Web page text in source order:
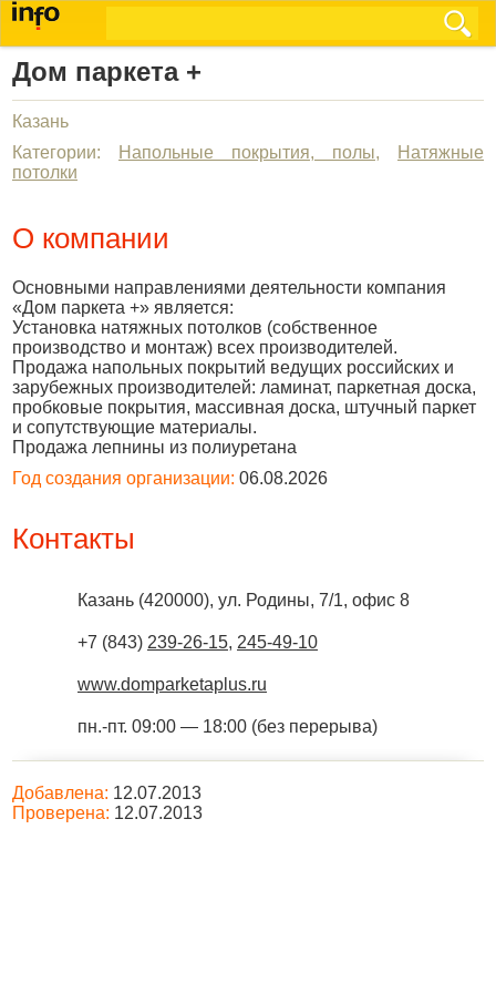
Дом паркета +
Казань
Категории:
Напольные покрытия, полы,
Натяжные
потолки
О компании
Основными направлениями деятельности компания
«Дом паркета +» является:
Установка натяжных потолков (собственное
производство и монтаж) всех производителей.
Продажа напольных покрытий ведущих российских и
зарубежных производителей: ламинат, паркетная доска,
пробковые покрытия, массивная доска, штучный паркет
и сопутствующие материалы.
Продажа лепнины из полиуретана
Год создания организации: 06.08.2026
Контакты
Казань (420000), ул. Родины, 7/1, офис 8
+7 (843) 239-26-15, 245-49-10
www.domparketaplus.ru
пн.-пт. 09:00 — 18:00 (без перерыва)
Добавлена: 12.07.2013
Проверена: 12.07.2013